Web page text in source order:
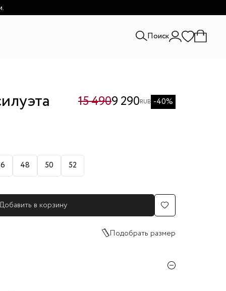
Поиск
15 4909 290RUB -40%
48 50 52
в корзину
Подобрать размер